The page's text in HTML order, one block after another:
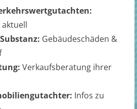
Gebäudeschäden &
Verkaufsberatung ihrer
Infos zu